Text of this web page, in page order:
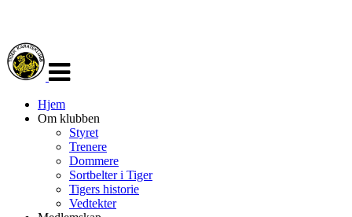
navigasjon
Hjem
Om klubben
Styret
Trenere
Dommere
Sortbelter i Tiger
Tigers historie
Vedtekter